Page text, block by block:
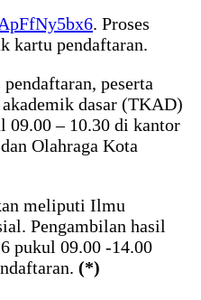
. Proses
kartu pendaftaran.
peserta
dasar (TKAD)
09.00 – 10.30 di kantor
Olahraga Kota
meliputi Ilmu
Pengambilan hasil
pukul 09.00 -14.00
(*)